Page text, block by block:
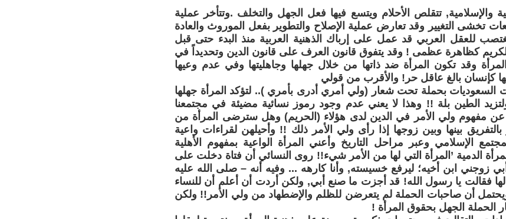
والإسلامية, تتقلص الأحلام ويتسع فيها فعل الجهل والتخلف .وتتأخر عملية
تخشى التغيير وقد تعارض عملية الإصلاح والتطوير بفعل الموروث والعادة
للعقل العربي قد عمل على إرباك الذهنية العربية منذ البدء حتى قبل
كظاهرة عظمى ! وقد يتفوق قانون العرف على قانون الدين وتحديداً في
وقد تكون المرأة ضد ذاتها من خلال جهلها وجاهليتها وفي عدم وعيها
كإنسان بالغ عاقل حر! والأقرب من قولي
السعوديات بحملة تحت شعار (ولي أمري أدرى بأمري ).. لتؤكد المرأة جهلها
ولتزيد الطين بلة !! وهذا لا يعني عدم وجود رموز نسائية مضيئة في مجتمعنا
عن مفهوم ولي الأمر في الدين لدى هؤلاء (الحريم) وهل سترضى المرأة من
بينها وبين زوجها إذا رأى ولي الأمر ذلك !! وأحيلهن لقراءات واعية
الإسلامي وعبر مراحل التاريخ وأعني المرأة الواعية بمفهوم الأهلية
الدمية ’المرأة التي لها من الأمر شيء!! روى النسائي أن فتاة دخلت على
زوجني ابن أخيه؛ ليرفع خسيسته, وأنا كارهه ... وفيه أنه – صلى الله عليه
فقالت يا رسول الله! قد أجزت ما صنع أبي, ولكن أردت أن أعلم أن للنساء
أن صاحبات الحملة لم يتعرضن للظلم والإضطهاد من ولي الأمر!! ولكن
الجهل بحقوق المرأة !